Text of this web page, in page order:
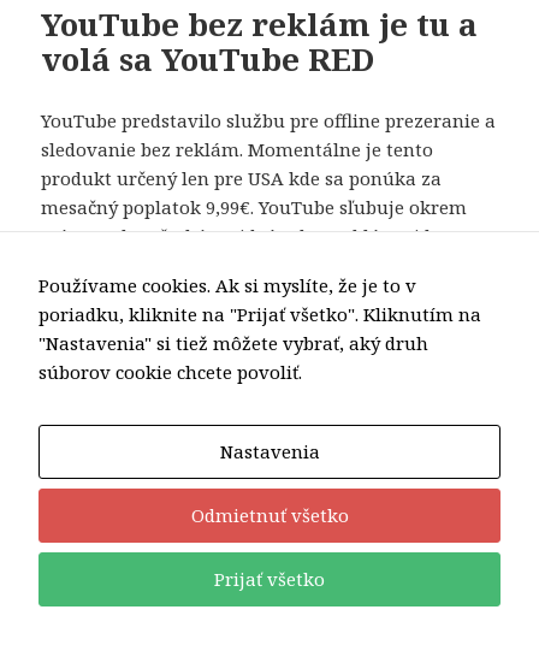
YouTube bez reklám je tu a
volá sa YouTube RED
YouTube predstavilo službu pre offline prezeranie a
sledovanie bez reklám. Momentálne je tento
produkt určený len pre USA kde sa ponúka za
mesačný poplatok 9,99€. YouTube sľubuje okrem
prístupu ku všetkým videám bez reklám aj bonus.
bude určený výhradne predplatiteľom.
Nie je zatiaľ známe, či a kedy sa platená služba
objaví aj v iných častiach sveta.
Kategórie
film a tv,hudba,Nezaradené
Značky
Youtube,YouTube RED Napíšte komentárk YouTube bez reklám
Hrdo poháňa WordPress
Používame cookies. Ak si myslíte, že je to v
poriadku, kliknite na "Prijať všetko". Kliknutím na
"Nastavenia" si tiež môžete vybrať, aký druh
súborov cookie chcete povoliť.
Nastavenia
Odmietnuť všetko
Prijať všetko
Nevyhnutné
Tieto súbory
cookie nie sú
voliteľné. Sú
fungovanie
webovej
stránky.
mohli
zlepšiť
funkčnosť
štruktúru
webovej
stránky na
informácií o cookies tu.